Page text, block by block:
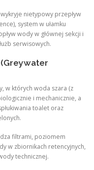
wykryje nietypowy przepływ
system w ułamku
wody w głównej sekcji i
serwisowych.
w których woda szara (z
i mechanicznie, a
toalet oraz
filtrami, poziomem
w zbiornikach retencyjnych,
technicznej.